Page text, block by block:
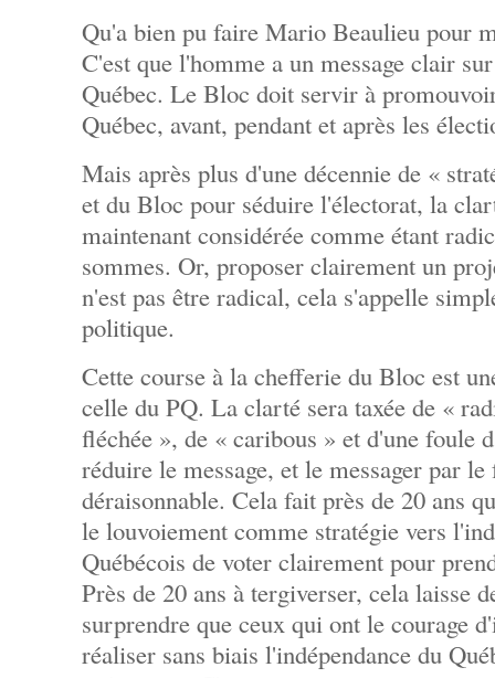
Qu'a bien pu faire Mario Beaulieu pour
C'est que l'homme a un message clair
Québec. Le Bloc doit servir à
Québec, avant, pendant et après les
Mais après plus d'une décennie de «
et du Bloc pour séduire l'électorat, la
maintenant considérée comme étant
sommes. Or, proposer clairement un
n'est pas être radical, cela s'appelle
politique.
Cette course à la chefferie du Bloc est
celle du PQ. La clarté sera taxée de «
fléchée », de « caribous » et d'une foule
réduire le message, et le messager par
déraisonnable. Cela fait près de 20 ans
le louvoiement comme stratégie vers
Québécois de voter clairement pour
Près de 20 ans à tergiverser, cela laisse
surprendre que ceux qui ont le courage
réaliser sans biais l'indépendance du